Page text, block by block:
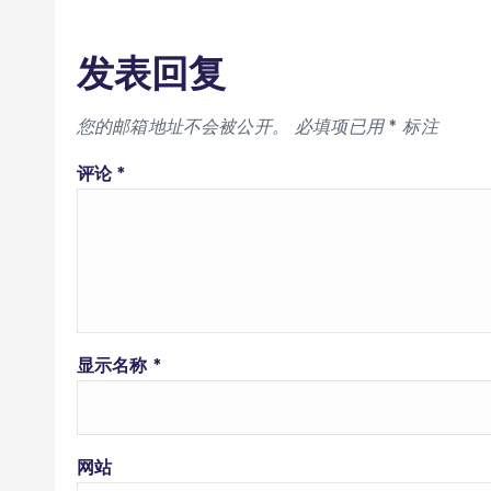
发表回复
您的邮箱地址不会被公开。 必填项已用* 标注
评论*
显示名称 *
网站